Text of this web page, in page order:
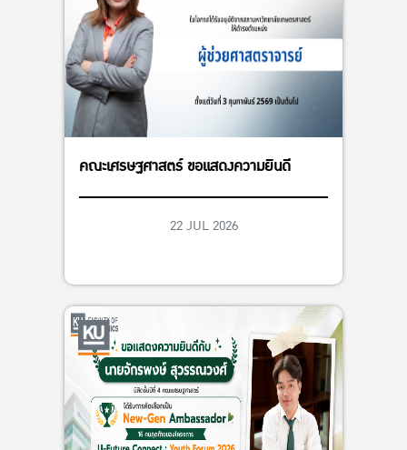
คณะเศรษฐศาสตร์ ขอแสดงความยินดี
22 JUL 2026